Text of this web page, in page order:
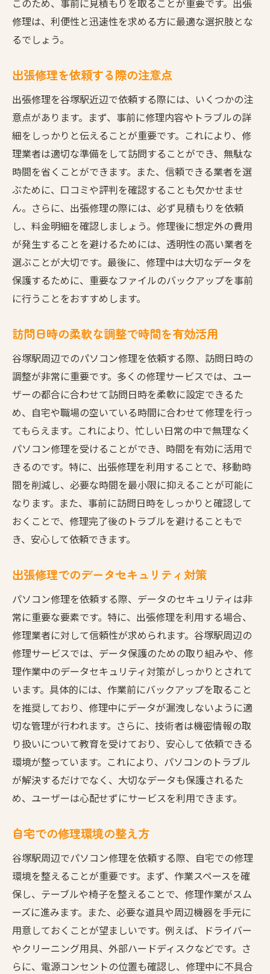
修理は、利便性と迅速性を求める方に最適な選択肢とな
るでしょう。
出張修理を依頼する際の注意点
出張修理を谷塚駅近辺で依頼する際には、いくつかの注
意点があります。まず、事前に修理内容やトラブルの詳
細をしっかりと伝えることが重要です。これにより、修
理業者は適切な準備をして訪問することができ、無駄な
時間を省くことができます。また、信頼できる業者を選
ぶために、口コミや評判を確認することも欠かせませ
ん。さらに、出張修理の際には、必ず見積もりを依頼
し、料金明細を確認しましょう。修理後に想定外の費用
が発生することを避けるためには、透明性の高い業者を
選ぶことが大切です。最後に、修理中は大切なデータを
保護するために、重要なファイルのバックアップを事前
に行うことをおすすめします。
訪問日時の柔軟な調整で時間を有効活用
谷塚駅周辺でのパソコン修理を依頼する際、訪問日時の
調整が非常に重要です。多くの修理サービスでは、ユー
ザーの都合に合わせて訪問日時を柔軟に設定できるた
め、自宅や職場の空いている時間に合わせて修理を行っ
てもらえます。これにより、忙しい日常の中で無理なく
パソコン修理を受けることができ、時間を有効に活用で
きるのです。特に、出張修理を利用することで、移動時
間を削減し、必要な時間を最小限に抑えることが可能に
なります。また、事前に訪問日時をしっかりと確認して
おくことで、修理完了後のトラブルを避けることもで
き、安心して依頼できます。
出張修理でのデータセキュリティ対策
パソコン修理を依頼する際、データのセキュリティは非
常に重要な要素です。特に、出張修理を利用する場合、
修理業者に対して信頼性が求められます。谷塚駅周辺の
修理サービスでは、データ保護のための取り組みや、修
理作業中のデータセキュリティ対策がしっかりとされて
います。具体的には、作業前にバックアップを取ること
を推奨しており、修理中にデータが漏洩しないように適
切な管理が行われます。さらに、技術者は機密情報の取
り扱いについて教育を受けており、安心して依頼できる
環境が整っています。これにより、パソコンのトラブル
が解決するだけでなく、大切なデータも保護されるた
め、ユーザーは心配せずにサービスを利用できます。
自宅での修理環境の整え方
谷塚駅周辺でパソコン修理を依頼する際、自宅での修理
環境を整えることが重要です。まず、作業スペースを確
保し、テーブルや椅子を整えることで、修理作業がスム
ーズに進みます。また、必要な道具や周辺機器を手元に
用意しておくことが望ましいです。例えば、ドライバー
やクリーニング用具、外部ハードディスクなどです。さ
らに、電源コンセントの位置も確認し、修理中に不具合